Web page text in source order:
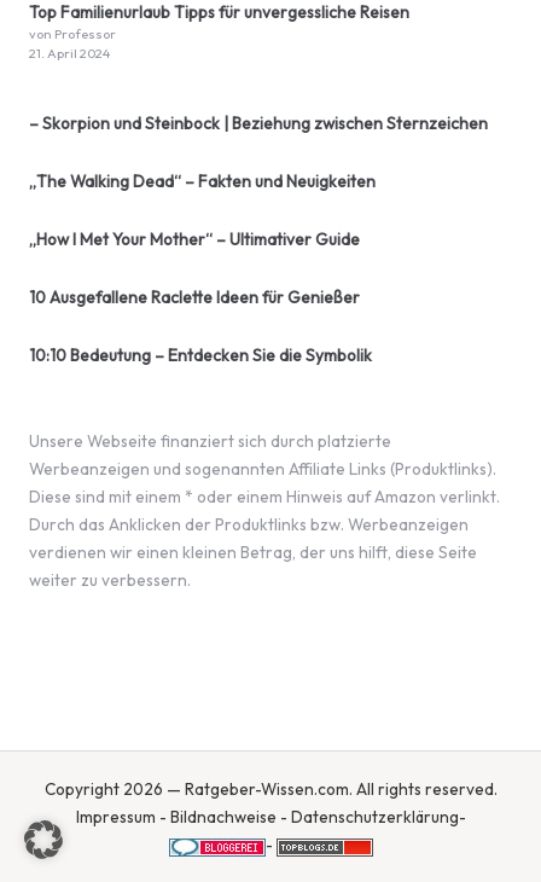
Top Familienurlaub Tipps für unvergessliche Reisen
von Professor
21. April 2024
– Skorpion und Steinbock | Beziehung zwischen Sternzeichen
„The Walking Dead“ – Fakten und Neuigkeiten
„How I Met Your Mother“ – Ultimativer Guide
10 Ausgefallene Raclette Ideen für Genießer
10:10 Bedeutung – Entdecken Sie die Symbolik
Unsere Webseite finanziert sich durch platzierte
Werbeanzeigen und sogenannten Affiliate Links (Produktlinks).
Diese sind mit einem * oder einem Hinweis auf Amazon verlinkt.
Durch das Anklicken der Produktlinks bzw. Werbeanzeigen
verdienen wir einen kleinen Betrag, der uns hilft, diese Seite
weiter zu verbessern.
Copyright 2026 — Ratgeber-Wissen.com. All rights reserved.
Impressum - Bildnachweise - Datenschutzerklärung-
-